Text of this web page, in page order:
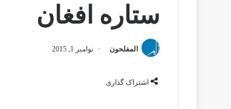
ستاره افغان
المفلحون نوامبر 1, 2015
اشتراک گذاری